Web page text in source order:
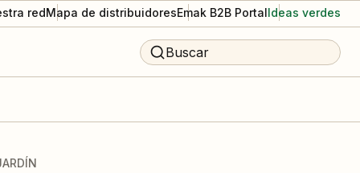
redMapa de distribuidoresEmak B2B PortalIdeas verdes
Buscar